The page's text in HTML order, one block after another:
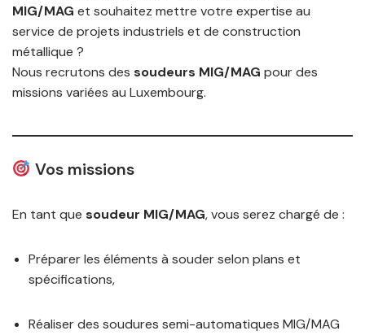
MIG/MAG et souhaitez mettre votre expertise au
service de projets industriels et de construction
métallique ?
Nous recrutons des soudeurs MIG/MAG pour des
missions variées au Luxembourg.
Vos missions
En tant que soudeur MIG/MAG, vous serez chargé de :
Préparer les éléments à souder selon plans et
spécifications,
Réaliser des soudures semi-automatiques MIG/MAG